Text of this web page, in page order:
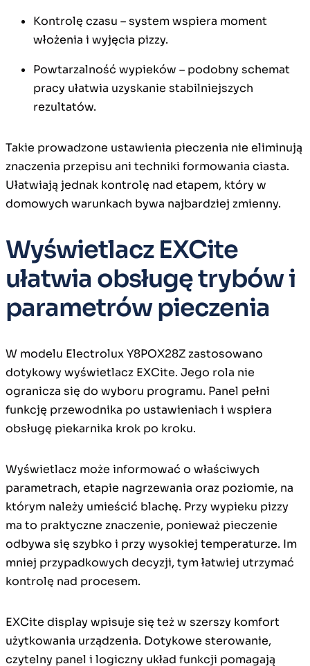
Kontrolę czasu – system wspiera moment
włożenia i wyjęcia pizzy.
Powtarzalność wypieków – podobny schemat
pracy ułatwia uzyskanie stabilniejszych
rezultatów.
Takie prowadzone ustawienia pieczenia nie eliminują
znaczenia przepisu ani techniki formowania ciasta.
Ułatwiają jednak kontrolę nad etapem, który w
domowych warunkach bywa najbardziej zmienny.
Wyświetlacz EXCite
ułatwia obsługę trybów i
parametrów pieczenia
W modelu Electrolux Y8POX28Z zastosowano
dotykowy wyświetlacz EXCite. Jego rola nie
ogranicza się do wyboru programu. Panel pełni
funkcję przewodnika po ustawieniach i wspiera
obsługę piekarnika krok po kroku.
Wyświetlacz może informować o właściwych
parametrach, etapie nagrzewania oraz poziomie, na
którym należy umieścić blachę. Przy wypieku pizzy
ma to praktyczne znaczenie, ponieważ pieczenie
odbywa się szybko i przy wysokiej temperaturze. Im
mniej przypadkowych decyzji, tym łatwiej utrzymać
kontrolę nad procesem.
EXCite display wpisuje się też w szerszy komfort
użytkowania urządzenia. Dotykowe sterowanie,
czytelny panel i logiczny układ funkcji pomagają